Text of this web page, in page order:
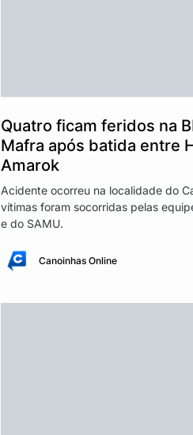
Quatro ficam feridos na
Mafra após batida entre
Amarok
Acidente ocorreu na localidade do
vítimas foram socorridas pelas
e do SAMU.
Canoinhas Online